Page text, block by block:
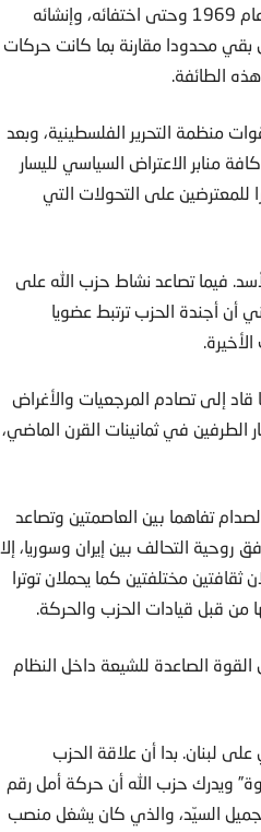
وعلى الرغم مما أحدثه نشاط الصدر وترؤسه المجلس الشيعي الأعلى في لبنان، منذ عام 1969 وحتى اختفائه، وإنشائه
بقي محدودا مقارنة بما كانت حركات
الطائفة.
الإسرائيلي للبنان عام 1982، وبعد إجلاء قوات منظمة التحرير الفلسطينية، وبعد
منابر الاعتراض السياسي لليسار
للمعترضين على التحولات التي
فيما تصاعد نشاط حزب الله على
أن أجندة الحزب ترتبط عضويا
إلى تصادم المرجعيات والأغراض
في ثمانينات القرن الماضي،
تفاهما بين العاصمتين وتصاعد
التحالف بين إيران وسوريا، إلا
مختلفتين كما يحملان توترا
من قبل قيادات الحزب والحركة.
الصاعدة للشيعة داخل النظام
لبنان. بدا أن علاقة الحزب
ويدرك حزب الله أن حركة أمل رقم
السيّد، والذي كان يشغل منصب